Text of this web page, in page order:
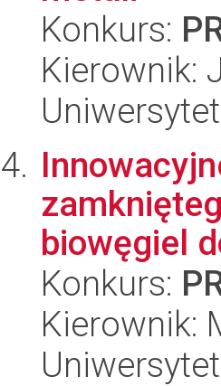
Konkurs:
Kierownik:
biowęgiel
Konkurs:
Kierownik: